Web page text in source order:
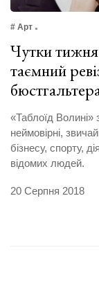
# Арт
Чутки
таємний
«Таблоїд Волині»
неймовірні,
бізнесу, спорту,
відомих людей.
20 Серпня 2018